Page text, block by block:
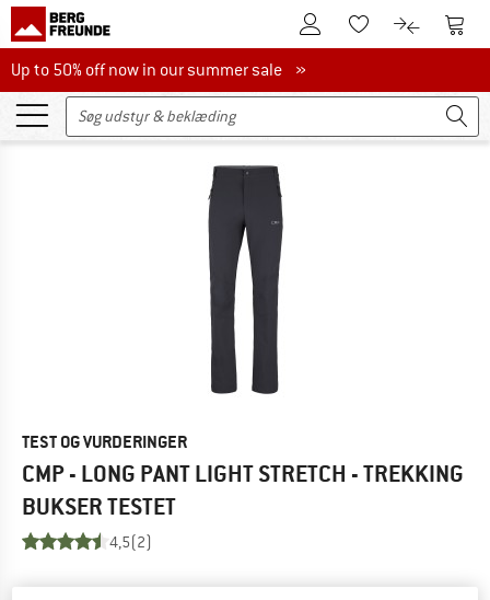
Til kundekontoenTil huskesedlen.
Til Til
Up to 50% off now in our summer sale
Up to 50% off now in our summer sale »
TEST OG VURDERINGER
CMP - LONG PANT LIGHT STRETCH - TREKKING
BUKSERTESTET
4,5(2)
KENDER DU DETTE PRODUKT?